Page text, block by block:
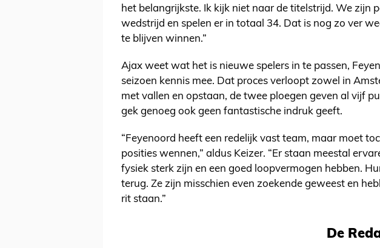
het belangrijkste. Ik kijk niet naar de titelstrijd. We zijn
wedstrijd en spelen er in totaal 34. Dat is nog zo ver
te blijven winnen.”
Ajax weet wat het is nieuwe spelers in te passen,
seizoen kennis mee. Dat proces verloopt zowel in
met vallen en opstaan, de twee ploegen geven al vijf
gek genoeg ook geen fantastische indruk geeft.
“Feyenoord heeft een redelijk vast team, maar moet
posities wennen,” aldus Keizer. “Er staan meestal
fysiek sterk zijn en een goed loopvermogen hebben.
terug. Ze zijn misschien even zoekende geweest en
rit staan.”
De